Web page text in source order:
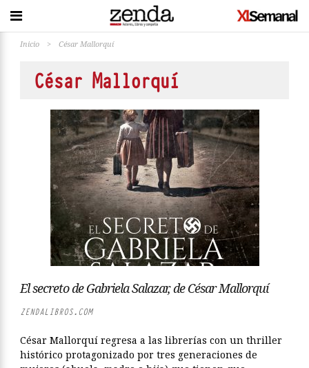
Inicio > César Mallorquí
César Mallorquí
El secreto de Gabriela Salazar, de César Mallorquí
ZENDALIBROS.COM
César Mallorquí regresa a las librerías con un thriller
histórico protagonizado por tres generaciones de